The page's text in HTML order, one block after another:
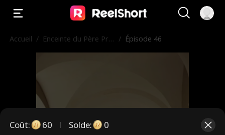
Accueil / Enceinte du Père Pro / Épisode 46
Coût: 60 Solde: 0